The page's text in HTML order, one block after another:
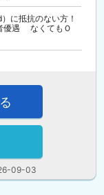
に抵抗のない方！
優遇 なくてもＯ
09-03